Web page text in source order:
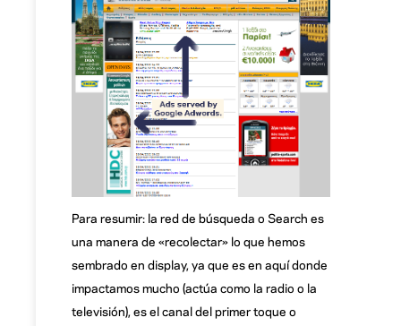
Para resumir: la red de búsqueda o Search es
una manera de «recolectar» lo que hemos
sembrado en display, ya que es en aquí donde
impactamos mucho (actúa como la radio o la
televisión), es el canal del primer toque o